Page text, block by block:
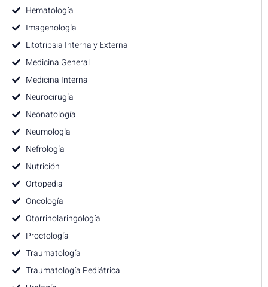
Hematología
Imagenología
Litotripsia Interna y Externa
Medicina General
Medicina Interna
Neurocirugía
Neonatología
Neumología
Nefrología
Nutrición
Ortopedia
Oncología
Otorrinolaringología
Proctología
Traumatología
Traumatología Pediátrica